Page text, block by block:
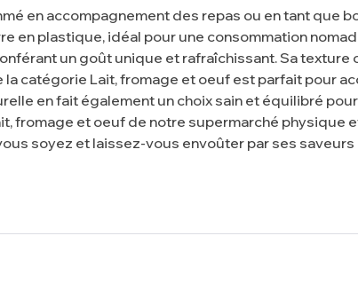
en accompagnement des repas ou en tant que
en plastique, idéal pour une consommation
un goût unique et rafraîchissant. Sa
catégorie Lait, fromage et oeuf est parfait pour
en fait également un choix sain et équilibré
fromage et oeuf de notre supermarché physique
soyez et laissez-vous envoûter par ses